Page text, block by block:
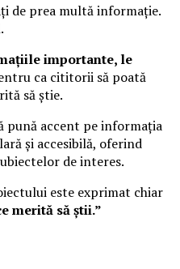
de prea multă informație.
importante, le
ca cititorii să poată
să știe.
pună accent pe informația
și accesibilă, oferind
de interes.
este exprimat chiar
merită să știi.”